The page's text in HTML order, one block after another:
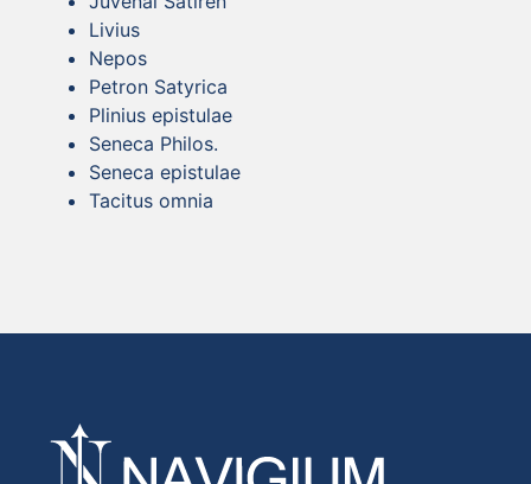
Livius
Nepos
Petron Satyrica
Plinius epistulae
Seneca Philos.
Seneca epistulae
Tacitus omnia